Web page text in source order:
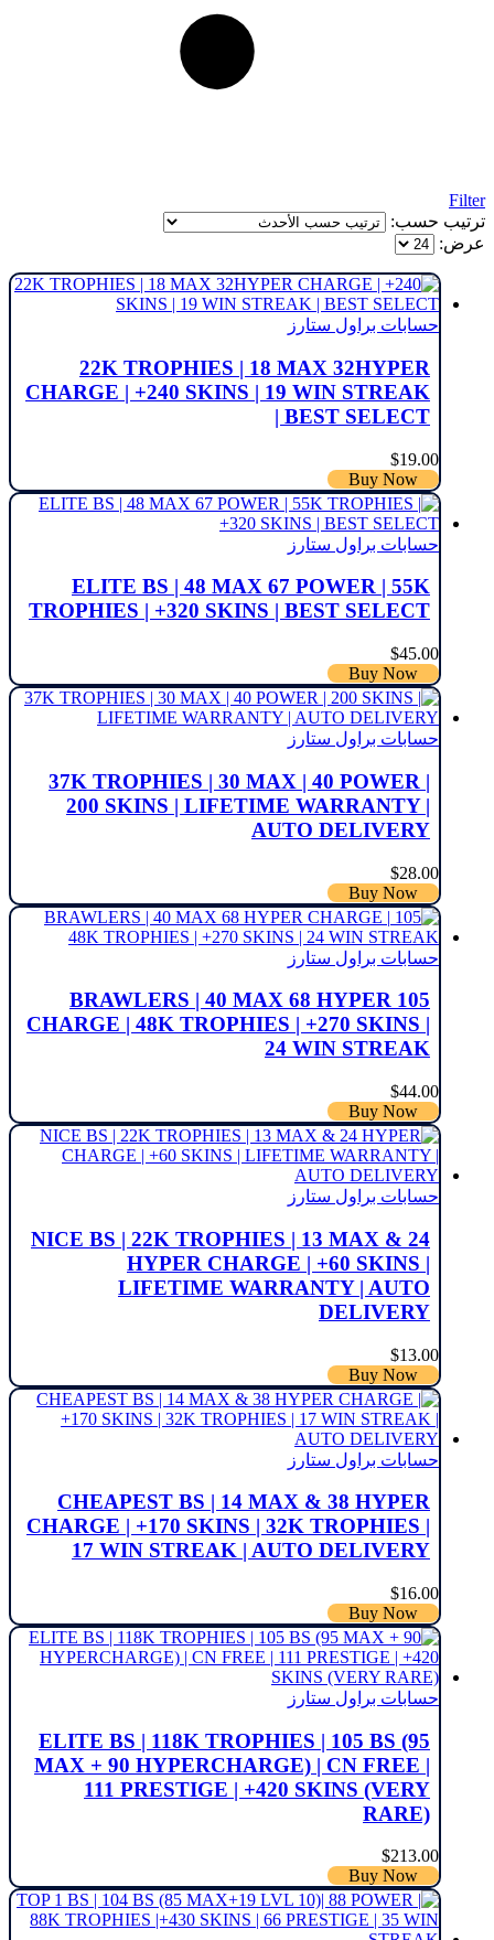
Filter
ترتيب حسب:
عرض:
حسابات براول ستارز
22K TROPHIES | 18 MAX 32HYPER
CHARGE | +240 SKINS | 19 WIN STREAK
| BEST SELECT
$19.00
Buy Now
حسابات براول ستارز
ELITE BS | 48 MAX 67 POWER | 55K
TROPHIES | +320 SKINS | BEST SELECT
$45.00
Buy Now
حسابات براول ستارز
37K TROPHIES | 30 MAX | 40 POWER |
200 SKINS | LIFETIME WARRANTY |
AUTO DELIVERY
$28.00
Buy Now
حسابات براول ستارز
105 BRAWLERS | 40 MAX 68 HYPER
CHARGE | 48K TROPHIES | +270 SKINS |
24 WIN STREAK
$44.00
Buy Now
حسابات براول ستارز
NICE BS | 22K TROPHIES | 13 MAX & 24
HYPER CHARGE | +60 SKINS |
LIFETIME WARRANTY | AUTO
DELIVERY
$13.00
Buy Now
حسابات براول ستارز
CHEAPEST BS | 14 MAX & 38 HYPER
CHARGE | +170 SKINS | 32K TROPHIES |
17 WIN STREAK | AUTO DELIVERY
$16.00
Buy Now
حسابات براول ستارز
ELITE BS | 118K TROPHIES | 105 BS (95
MAX + 90 HYPERCHARGE) | CN FREE |
111 PRESTIGE | +420 SKINS (VERY
RARE)
$213.00
Buy Now